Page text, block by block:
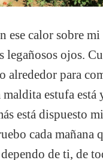
ese calor sobre mi
legañosos ojos.
alrededor para
estufa está
está dispuesto
cada mañana
de ti, de